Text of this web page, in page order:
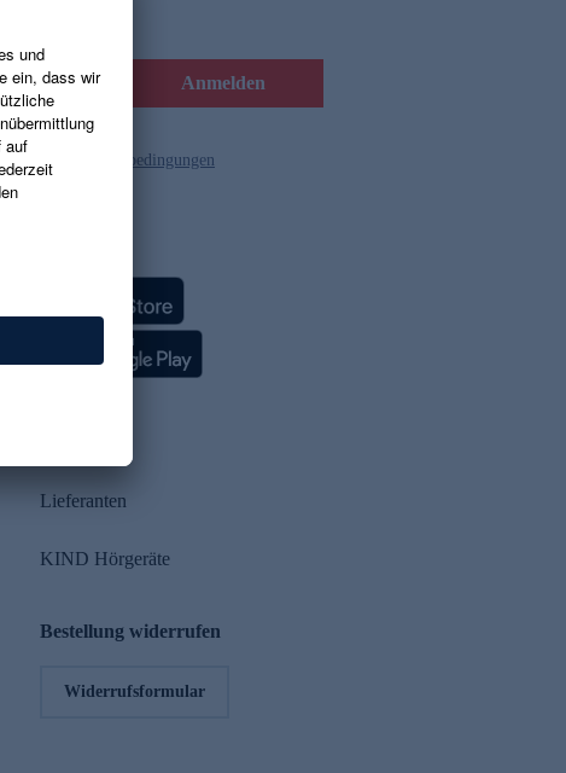
Anmelden
und die Gutscheinbedingungen
Lieferanten
KIND Hörgeräte
Bestellung widerrufen
Widerrufsformular